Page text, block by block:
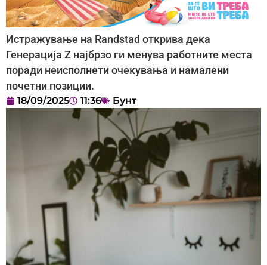
Истражување на Randstad открива дека
Генерација Z најбрзо ги менува работните места
поради неисполнети очекувања и намалени
почетни позиции.
18/09/2025 11:36 Бунт